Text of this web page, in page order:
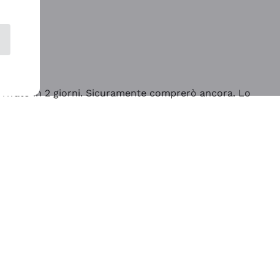
in 2 giorni. Sicuramente comprerò ancora. Lo